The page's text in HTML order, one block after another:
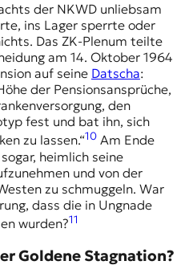
der NKWD unliebsam
ins Lager sperrte oder
Das ZK-Plenum teilte
am 14. Oktober 1964
auf seine Datscha:
der Pensionsansprüche,
den
fest und bat ihn, sich
zu lassen.“10Am Ende
heimlich seine
und von der
zu schmuggeln. War
dass die in Ungnade
wurden?11
Goldene Stagnation?